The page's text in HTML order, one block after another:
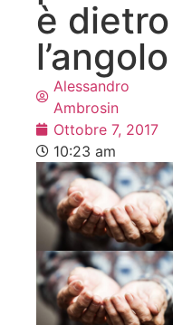
è dietro
l’angolo
Alessandro
Ambrosin
Ottobre 7, 2017
10:23 am